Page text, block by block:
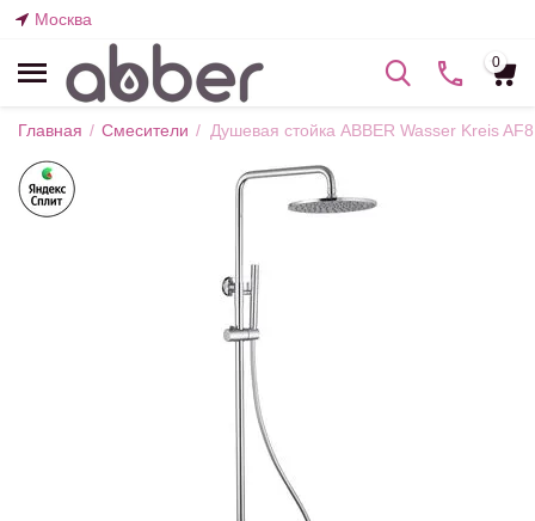
Москва
0
Главная / Смесители / Душевая стойка ABBER Wasser Kreis